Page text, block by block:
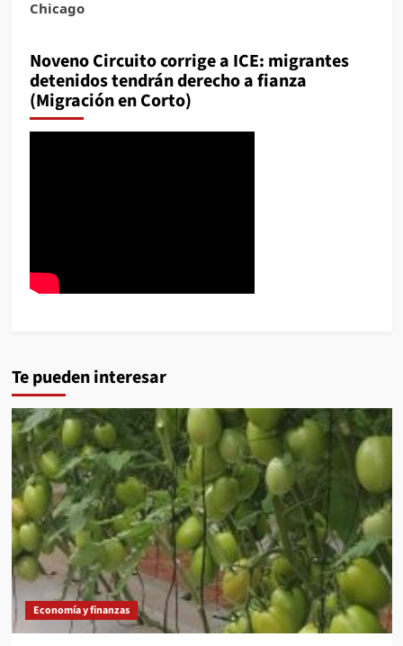
Chicago
Noveno Circuito corrige a ICE: migrantes
detenidos tendrán derecho a fianza
(Migración en Corto)
Te pueden interesar
Economía y finanzas